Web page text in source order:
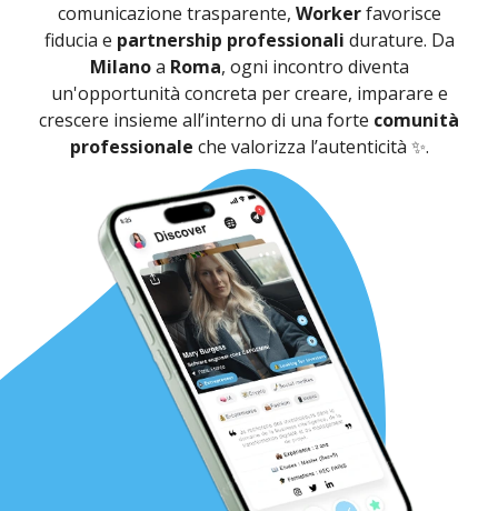
comunicazione trasparente, Workerfavorisce
fiducia e partnership professionali durature. Da
Milanoa Roma, ogni incontro diventa
un'opportunità concreta per creare, imparare e
crescere insieme all’interno di una forte comunità
professionale che valorizza l’autenticità ✨.